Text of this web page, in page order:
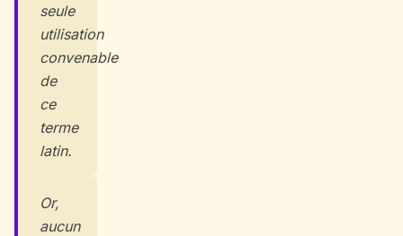
seule
utilisation
convenable
de
ce
terme
latin.
Or,
aucun